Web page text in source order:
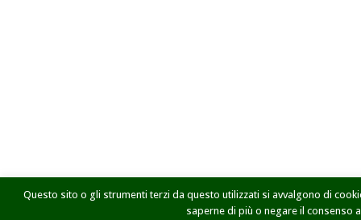
Questo sito o gli strumenti terzi da questo utilizzati si avvalgono di
saperne di più o negare il consenso